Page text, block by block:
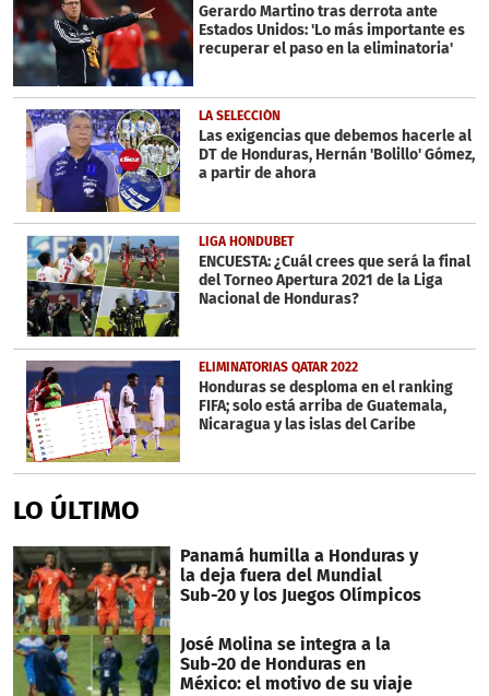
Gerardo Martino tras derrota ante
Estados Unidos: 'Lo más importante es
recuperar el paso en la eliminatoria'
LA SELECCIÓN
Las exigencias que debemos hacerle al
DT de Honduras, Hernán 'Bolillo' Gómez,
a partir de ahora
LIGA HONDUBET
ENCUESTA: ¿Cuál crees que será la final
del Torneo Apertura 2021 de la Liga
Nacional de Honduras?
ELIMINATORIAS QATAR 2022
Honduras se desploma en el ranking
FIFA; solo está arriba de Guatemala,
Nicaragua y las islas del Caribe
LO ÚLTIMO
Panamá humilla a Honduras y
la deja fuera del Mundial
Sub-20 y los Juegos Olímpicos
José Molina se integra a la
Sub-20 de Honduras en
México: el motivo de su viaje